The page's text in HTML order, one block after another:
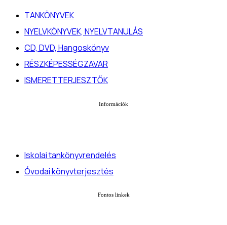
TANKÖNYVEK
NYELVKÖNYVEK, NYELVTANULÁS
CD, DVD, Hangoskönyv
RÉSZKÉPESSÉGZAVAR
ISMERETTERJESZTŐK
Információk
Iskolai tankönyvrendelés
Óvodai könyvterjesztés
Fontos linkek